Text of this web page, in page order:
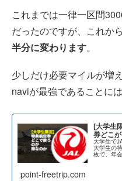
これまでは一律一区間
だったのですが、これか
半分に変わります。
少しだけ必要マイルが増
naviが最強であることに
[大学生
券どこ
大学生で
大学生の
枚で、年
point-freetrip.com